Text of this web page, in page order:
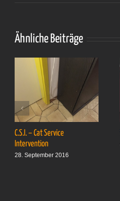
Götter
Ähnliche Beiträge
C.S.I. – Cat Service
Intervention
28. September 2016